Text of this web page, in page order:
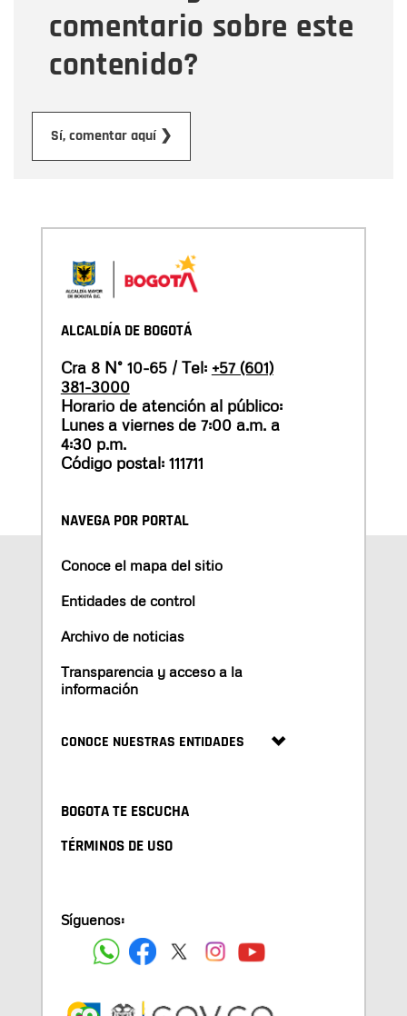
comentario sobre este
contenido?
Sí, comentar aquí ❯
ALCALDÍA DE BOGOTÁ
Cra 8 N° 10-65 / Tel: +57 (601)
381-3000
Horario de atención al público:
Lunes a viernes de 7:00 a.m. a
4:30 p.m.
Código postal: 111711
NAVEGA POR PORTAL
Conoce el mapa del sitio
Entidades de control
Archivo de noticias
Transparencia y acceso a la
información
CONOCE NUESTRAS ENTIDADES
BOGOTA TE ESCUCHA
TÉRMINOS DE USO
Síguenos: